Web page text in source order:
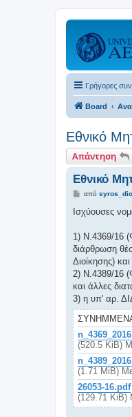
Γρήγορες
Board
Εθνικό
Απάντηση
Εθνικό
Δ
μ
ο
υ
σ
από
Ισχύουσες
1) Ν.4369/16
διάρθρωση
Διοίκησης)
2) Ν.4389/16
και άλλες
3) η υπ' αρ.
(520.5 KiB)
(1.71 MiB)
26053-16.pdf
(129.71 KiB)